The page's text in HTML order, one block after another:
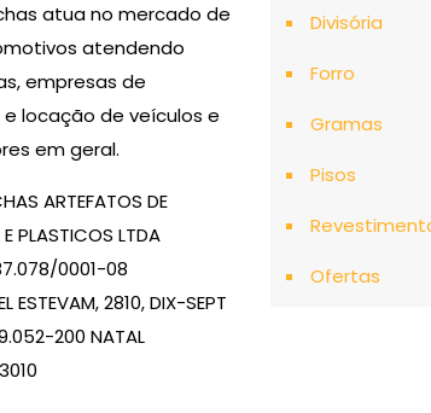
atua no mercado de
atendendo
empresas de
locação de veículos e
em geral.
ARTEFATOS DE
PLASTICOS LTDA
0001-08
ESTEVAM, 2810, DIX-SEPT
200 NATAL
Divisória
Forro
Gramas
Pisos
Ofertas